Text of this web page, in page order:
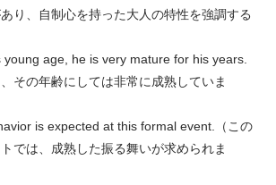
り、自制心を持った大人の特性を強調する
age, he is very mature for his years.
、その年齢にしては非常に成熟していま
is expected at this formal event.（この
では、成熟した振る舞いが求められま